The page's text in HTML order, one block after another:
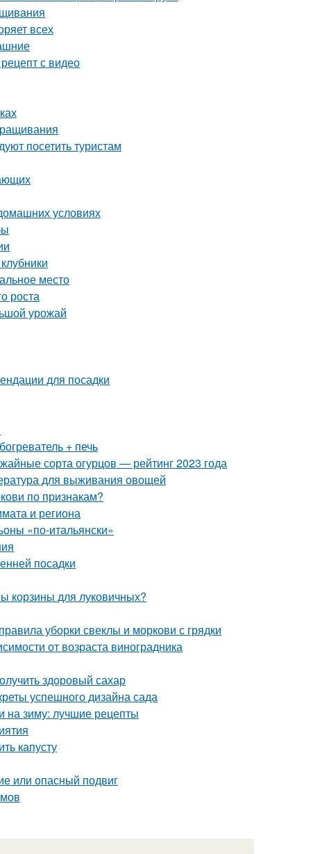
всех
с видео
посетить туристам
условиях
место
роста
урожай
для посадки
+ печь
сорта огурцов — рейтинг 2023 года
для выживания овощей
по признакам?
и региона
«по-итальянски»
посадки
корзины для луковичных?
уборки свеклы и моркови с грядки
от возраста виноградника
здоровый сахар
успешного дизайна сада
на зиму: лучшие рецепты
капусту
или опасный подвиг